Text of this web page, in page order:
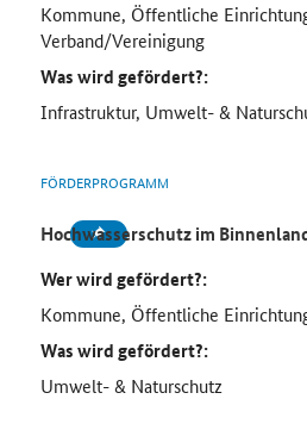
Kommune, Öffentliche
Verband/Vereinigung
Was wird gefördert?:
Infrastruktur, Umwelt- &
FÖRDERPROGRAMM
Hochwasserschutz im
Wer wird gefördert?:
Kommune, Öffentliche
Was wird gefördert?:
Umwelt- & Naturschutz